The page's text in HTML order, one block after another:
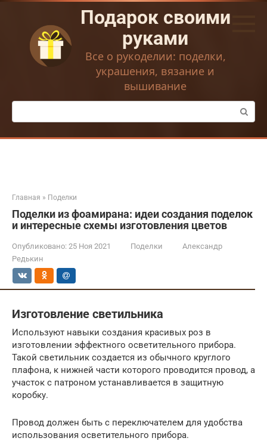
Перейти
контенту
Подарок своими
руками
Все о рукоделии: поделки,
украшения, вязание и
вышивание
Поиск:
Главная » Поделки
Поделки из фоамирана: идеи создания поделок
и интересные схемы изготовления цветов
Опубликовано: 25 Ноя 2021 Поделки
Александр
Редькин
Изготовление светильника
Используют навыки создания красивых роз в
изготовлении эффектного осветительного прибора.
Такой светильник создается из обычного круглого
плафона, к нижней части которого проводится провод, а
участок с патроном устанавливается в защитную
коробку.
Провод должен быть с переключателем для удобства
использования осветительного прибора.